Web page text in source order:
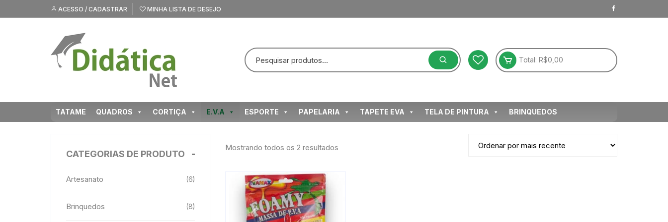
para
ACESSO / CADASTRAR MINHA LISTA DE DESEJO
Total: R$0,00
TATAME QUADROS CORTIÇA E.V.A ESPORTE PAPELARIA TAPETE EVA TELA DE PINTURA BRINQUEDOS
Mostrando todos os 2 resultados
CATEGORIAS DE PRODUTO
Artesanato (6)
Brinquedos (8)